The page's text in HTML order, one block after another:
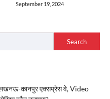
September 19, 2024
Search
लखनऊ-कानपुर एक्सप्रेस वे, Video